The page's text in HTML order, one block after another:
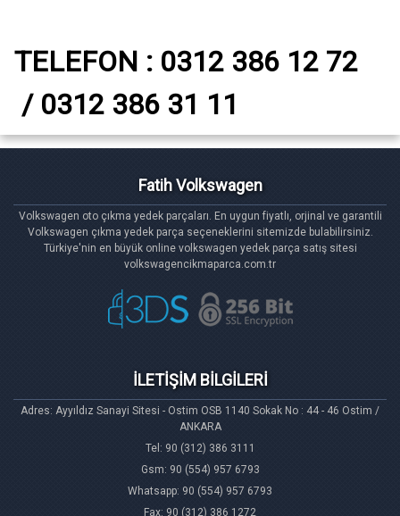
TELEFON : 0312 386 12 72
/ 0312 386 31 11
Fatih Volkswagen
Volkswagen oto çıkma yedek parçaları. En uygun fiyatlı, orjinal ve garantili
Volkswagen çıkma yedek parça seçeneklerini sitemizde bulabilirsiniz.
Türkiye'nin en büyük online volkswagen yedek parça satış sitesi
volkswagencikmaparca.com.tr
İLETİŞİM BİLGİLERİ
Adres: Ayyıldız Sanayi Sitesi - Ostim OSB 1140 Sokak No : 44 - 46 Ostim /
ANKARA
Tel: 90 (312) 386 3111
Gsm: 90 (554) 957 6793
Whatsapp: 90 (554) 957 6793
Fax: 90 (312) 386 1272